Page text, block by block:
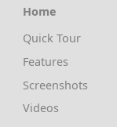
Home
Quick Tour
Features
Screenshots
Videos